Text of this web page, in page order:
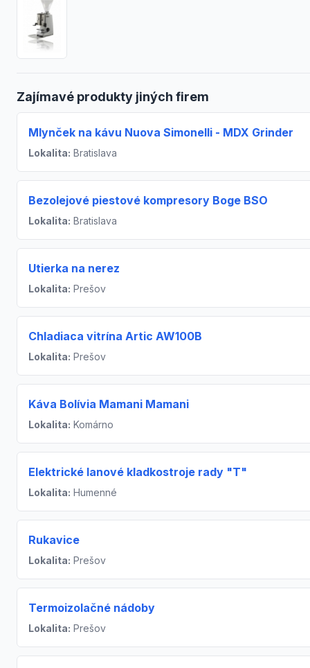
Zajímavé produkty jiných firem
Mlynček na kávu Nuova Simonelli - MDX Grinder
Lokalita: Bratislava
Bezolejové piestové kompresory Boge BSO
Lokalita: Bratislava
Utierka na nerez
Lokalita: Prešov
Chladiaca vitrína Artic AW100B
Lokalita: Prešov
Káva Bolívia Mamani Mamani
Lokalita: Komárno
Elektrické lanové kladkostroje rady "T"
Lokalita: Humenné
Rukavice
Lokalita: Prešov
Termoizolačné nádoby
Lokalita: Prešov